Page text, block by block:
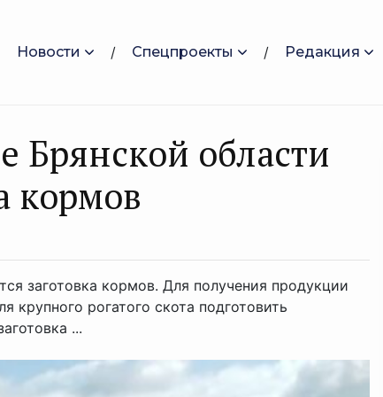
Новости Спецпроекты Редакция
Брянской области
кормов
заготовка кормов. Для получения продукции
крупного рогатого скота подготовить
...